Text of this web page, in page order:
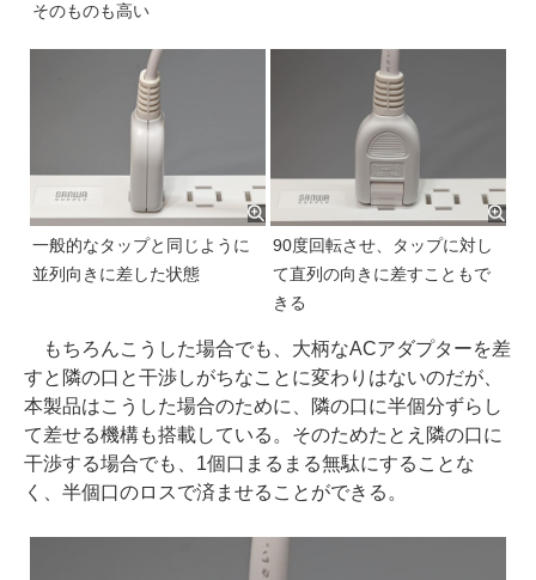
そのものも高い
一般的なタップと同じように
並列向きに差した状態
90度回転させ、タップに対し
て直列の向きに差すこともで
きる
もちろんこうした場合でも、大柄なACアダプターを差
すと隣の口と干渉しがちなことに変わりはないのだが、
本製品はこうした場合のために、隣の口に半個分ずらし
て差せる機構も搭載している。そのためたとえ隣の口に
干渉する場合でも、1個口まるまる無駄にすることな
く、半個口のロスで済ませることができる。